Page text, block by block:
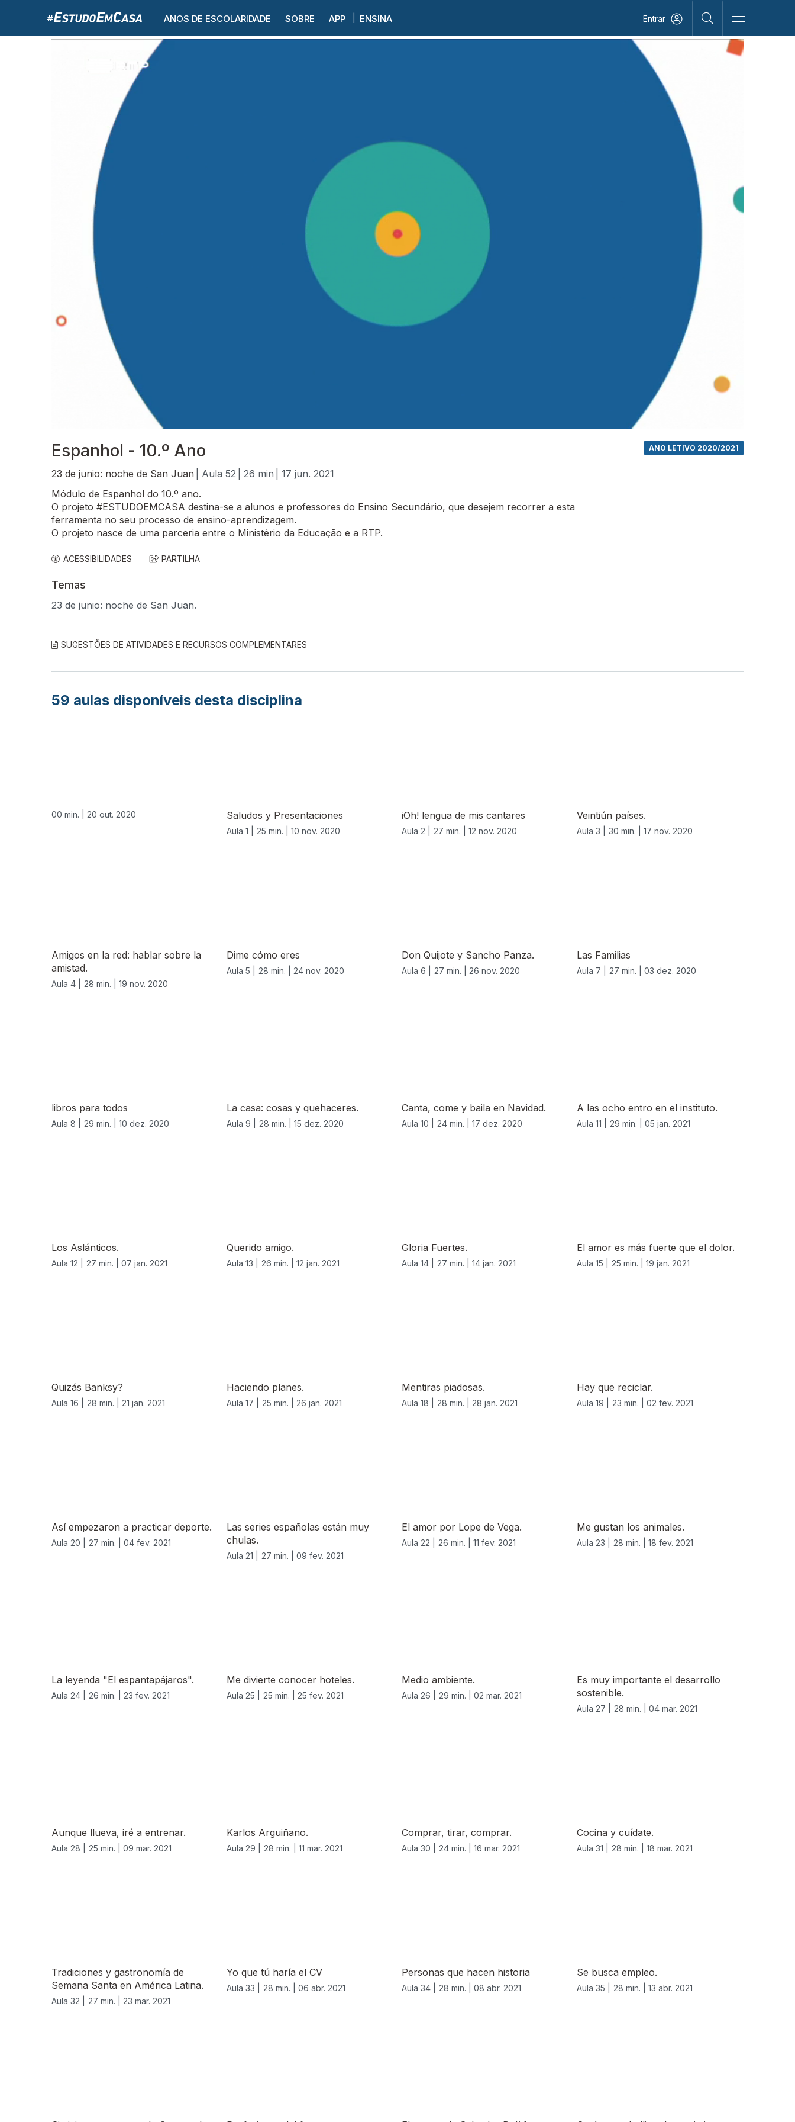
ANOS DE ESCOLARIDADE SOBRE APP ENSINA Entrar
Espanhol - 10.º Ano
23 de junio: noche de San Juan | Aula 52 | 26 min | 17 jun. 2021
ANO LETIVO 2020/2021
Módulo de Espanhol do 10.º ano.
O projeto #ESTUDOEMCASA destina-se a alunos e professores do Ensino Secundário, que desejem recorrer a esta
ferramenta no seu processo de ensino-aprendizagem.
O projeto nasce de uma parceria entre o Ministério da Educação e a RTP.
ACESSIBILIDADES PARTILHA
Temas
23 de junio: noche de San Juan.
SUGESTÕES DE ATIVIDADES E RECURSOS COMPLEMENTARES
59 aulas disponíveis desta disciplina
00 min. | 20 out. 2020 Saludos y Presentaciones
Aula 1 | 25 min. | 10 nov. 2020
iOh! lengua de mis cantares
Aula 2 | 27 min. | 12 nov. 2020
Veintiún países.
Aula 3 | 30 min. | 17 nov. 2020
Amigos en la red: hablar sobre la
amistad.
Aula 4 | 28 min. | 19 nov. 2020
Dime cómo eres
Aula 5 | 28 min. | 24 nov. 2020
Don Quijote y Sancho Panza.
Aula 6 | 27 min. | 26 nov. 2020
Las Familias
Aula 7 | 27 min. | 03 dez. 2020
libros para todos
Aula 8 | 29 min. | 10 dez. 2020
La casa: cosas y quehaceres.
Aula 9 | 28 min. | 15 dez. 2020
Canta, come y baila en Navidad.
Aula 10 | 24 min. | 17 dez. 2020
A las ocho entro en el instituto.
Aula 11 | 29 min. | 05 jan. 2021
Los Aslánticos.
Aula 12 | 27 min. | 07 jan. 2021
Querido amigo.
Aula 13 | 26 min. | 12 jan. 2021
Gloria Fuertes.
Aula 14 | 27 min. | 14 jan. 2021
El amor es más fuerte que el dolor.
Aula 15 | 25 min. | 19 jan. 2021
Quizás Banksy?
Aula 16 | 28 min. | 21 jan. 2021
Haciendo planes.
Aula 17 | 25 min. | 26 jan. 2021
Mentiras piadosas.
Aula 18 | 28 min. | 28 jan. 2021
Hay que reciclar.
Aula 19 | 23 min. | 02 fev. 2021
Así empezaron a practicar deporte.
Aula 20 | 27 min. | 04 fev. 2021
Las series españolas están muy
chulas.
Aula 21 | 27 min. | 09 fev. 2021
El amor por Lope de Vega.
Aula 22 | 26 min. | 11 fev. 2021
Me gustan los animales.
Aula 23 | 28 min. | 18 fev. 2021
La leyenda "El espantapájaros".
Aula 24 | 26 min. | 23 fev. 2021
Me divierte conocer hoteles.
Aula 25 | 25 min. | 25 fev. 2021
Medio ambiente.
Aula 26 | 29 min. | 02 mar. 2021
Es muy importante el desarrollo
sostenible.
Aula 27 | 28 min. | 04 mar. 2021
Aunque llueva, iré a entrenar.
Aula 28 | 25 min. | 09 mar. 2021
Karlos Arguiñano.
Aula 29 | 28 min. | 11 mar. 2021
Comprar, tirar, comprar.
Aula 30 | 24 min. | 16 mar. 2021
Cocina y cuídate.
Aula 31 | 28 min. | 18 mar. 2021
Tradiciones y gastronomía de
Semana Santa en América Latina.
Aula 32 | 27 min. | 23 mar. 2021
Yo que tú haría el CV
Aula 33 | 28 min. | 06 abr. 2021
Personas que hacen historia
Aula 34 | 28 min. | 08 abr. 2021
Se busca empleo.
Aula 35 | 28 min. | 13 abr. 2021